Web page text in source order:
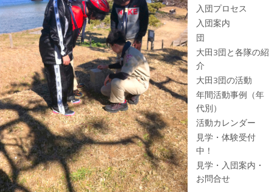
入団プロセス
入団案内
団
大田3団と各隊の紹
介
大田3団の活動
年間活動事例（年
代別）
活動カレンダー
見学・体験受付
中！
見学・入団案内・
お問合せ